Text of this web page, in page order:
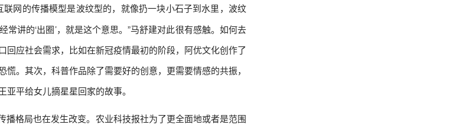
网的传播模型是波纹型的，就像扔一块小石子到水里，波纹
讲的‘出圈’，就是这个意思。”马舒建对此很有感触。如何去
应社会需求，比如在新冠疫情最初的阶段，阿优文化创作了
。其次，科普作品除了需要好的创意，更需要情感的共振，
平给女儿摘星星回家的故事。
格局也在发生改变。农业科技报社为了更全面地或者是范围